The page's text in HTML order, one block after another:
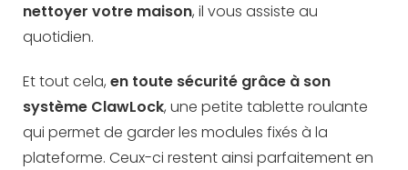
nettoyer votre maison, il vous assiste au
quotidien.
Et tout cela, en toute sécurité grâce à son
système ClawLock, une petite tablette roulante
qui permet de garder les modules fixés à la
plateforme. Ceux-ci restent ainsi parfaitement en